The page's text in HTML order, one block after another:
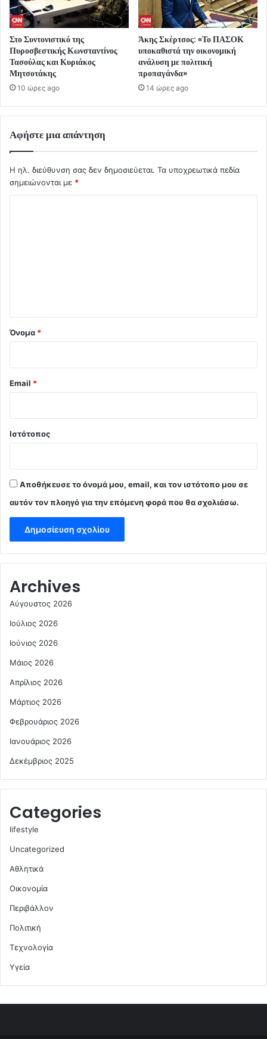
Στο Συντονιστικό της
Πυροσβεστικής Κωνσταντίνος
Τασούλας και Κυριάκος
Μητσοτάκης
10 ώρες ago
Άκης Σκέρτσος: «Το ΠΑΣΟΚ
υποκαθιστά την οικονομική
ανάλυση με πολιτική
προπαγάνδα»
14 ώρες ago
Αφήστε μια απάντηση
Η ηλ. διεύθυνση σας δεν δημοσιεύεται. Τα υποχρεωτικά πεδία
σημειώνονται με *
Όνομα *
Email *
Ιστότοπος
Αποθήκευσε το όνομά μου, email, και τον ιστότοπο μου σε
αυτόν τον πλοηγό για την επόμενη φορά που θα σχολιάσω.
Archives
Αύγουστος 2026
Ιούλιος 2026
Ιούνιος 2026
Μάιος 2026
Απρίλιος 2026
Μάρτιος 2026
Φεβρουάριος 2026
Ιανουάριος 2026
Δεκέμβριος 2025
Categories
lifestyle
Uncategorized
Αθλητικά
Οικονομία
Περιβάλλον
Πολιτική
Τεχνολογία
Υγεία